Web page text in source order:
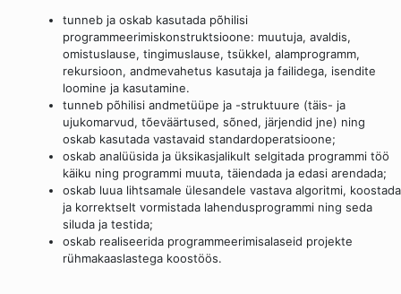
tunneb ja oskab kasutada põhilisi
programmeerimiskonstruktsioone: muutuja, avaldis,
omistuslause, tingimuslause, tsükkel, alamprogramm,
rekursioon, andmevahetus kasutaja ja failidega, isendite
loomine ja kasutamine.
tunneb põhilisi andmetüüpe ja -struktuure (täis- ja
ujukomarvud, tõeväärtused, sõned, järjendid jne) ning
oskab kasutada vastavaid standardoperatsioone;
oskab analüüsida ja üksikasjalikult selgitada programmi töö
käiku ning programmi muuta, täiendada ja edasi arendada;
oskab luua lihtsamale ülesandele vastava algoritmi, koostada
ja korrektselt vormistada lahendusprogrammi ning seda
siluda ja testida;
oskab realiseerida programmeerimisalaseid projekte
rühmakaaslastega koostöös.